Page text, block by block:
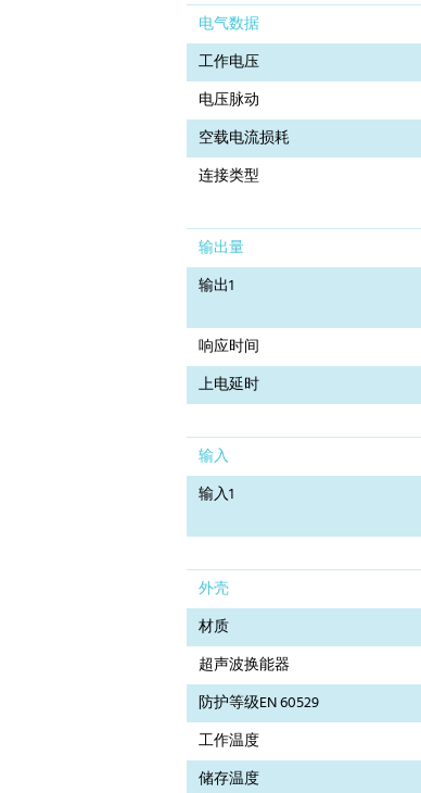
电气数据
工作电压
电压脉动
空载电流损耗
连接类型
输出量
输出1
响应时间
上电延时
输入
输入1
外壳
材质
超声波换能器
防护等级EN 60529
工作温度
储存温度